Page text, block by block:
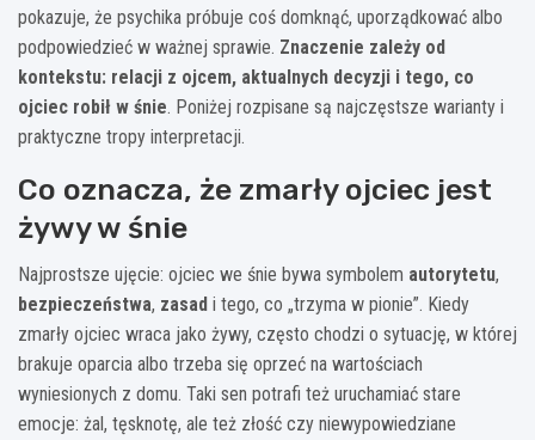
pokazuje, że psychika próbuje coś domknąć, uporządkować albo
podpowiedzieć w ważnej sprawie. Znaczenie zależy od
kontekstu: relacji z ojcem, aktualnych decyzji i tego, co
ojciec robił w śnie. Poniżej rozpisane są najczęstsze warianty i
praktyczne tropy interpretacji.
Co oznacza, że zmarły ojciec jest
żywy w śnie
Najprostsze ujęcie: ojciec we śnie bywa symbolem autorytetu,
bezpieczeństwa, zasad i tego, co „trzyma w pionie”. Kiedy
zmarły ojciec wraca jako żywy, często chodzi o sytuację, w której
brakuje oparcia albo trzeba się oprzeć na wartościach
wyniesionych z domu. Taki sen potrafi też uruchamiać stare
emocje: żal, tęsknotę, ale też złość czy niewypowiedziane